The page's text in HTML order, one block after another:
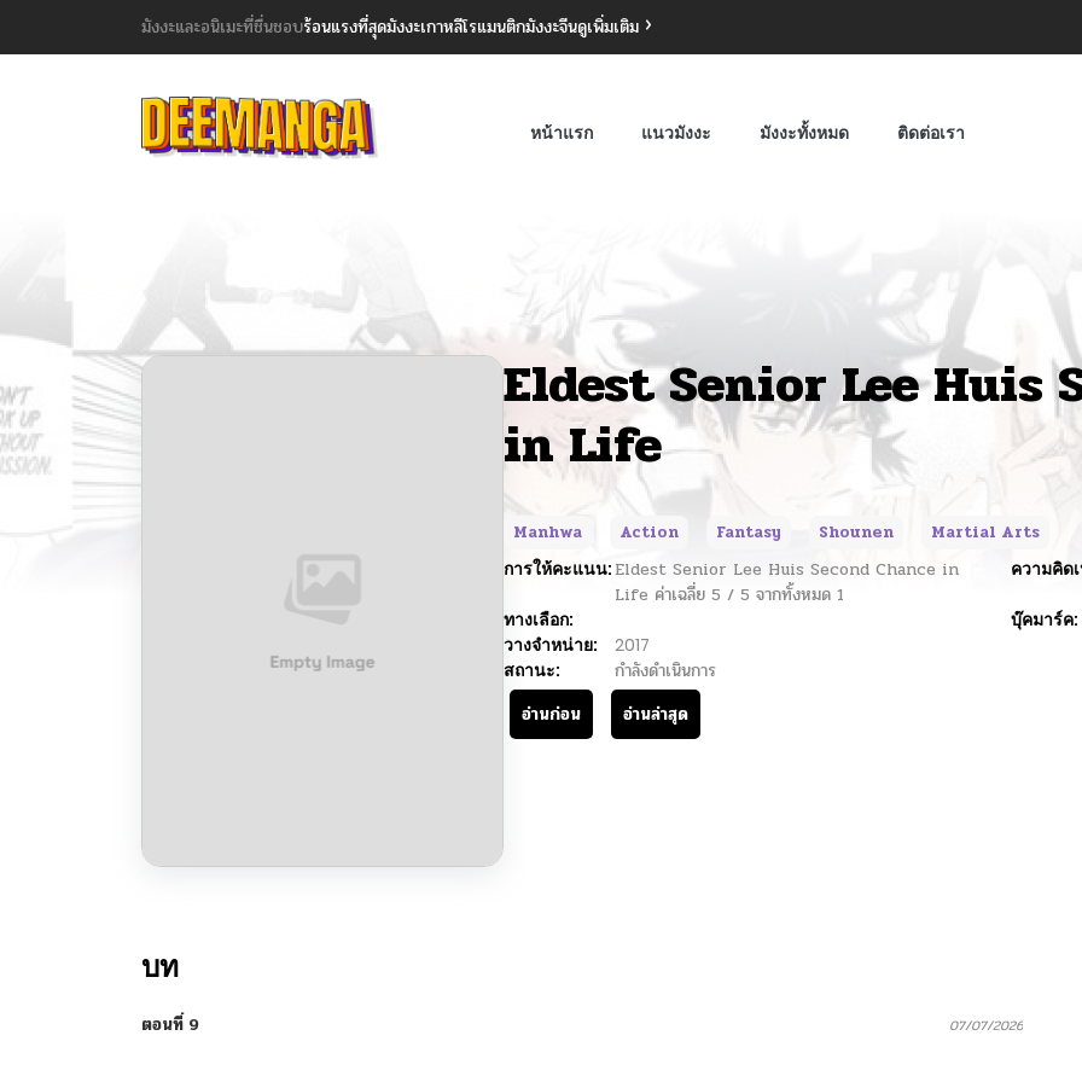
มังงะและอนิเมะที่ชื่นชอบร้อนแรงที่สุดมังงะเกาหลีโรแมนติกมังงะจีนดูเพิ่มเติม
หน้าแรก แนวมังงะ มังงะทั้งหมด ติดต่อเรา
Eldest Senior Lee Huis
in Life
Manhwa Action Fantasy Shounen
Martial Arts
การให้คะแนน:Eldest Senior Lee Huis Second Chance in
Life ค่าเฉลี่ย 5 / 5 จากทั้งหมด 1
ความคิด
ทางเลือก:
บุ๊คมาร์ค:
วางจำหน่าย:
2017
สถานะ:
กำลังดำเนินการ
อ่านก่อน
อ่านล่าสุด
บท
ตอนที่ 9 07/07/2026